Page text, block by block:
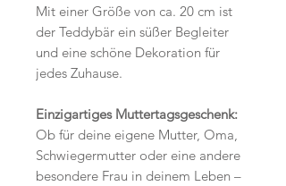
Mit einer Größe von ca. 20 cm ist
der Teddybär ein süßer Begleiter
und eine schöne Dekoration für
jedes Zuhause.
Einzigartiges Muttertagsgeschenk:
Ob für deine eigene Mutter, Oma,
Schwiegermutter oder eine andere
besondere Frau in deinem Leben –